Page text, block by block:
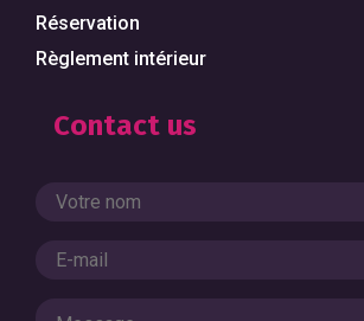
Réservation
Règlement intérieur
Contact us